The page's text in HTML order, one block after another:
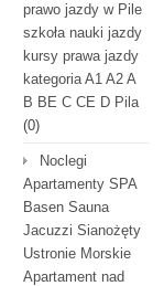
prawo jazdy w Pile
szkoła nauki jazdy
kursy prawa jazdy
kategoria A1 A2 A
B BE C CE D Pila
(0)
Noclegi
Apartamenty SPA
Basen Sauna
Jacuzzi Sianożęty
Ustronie Morskie
Apartament nad